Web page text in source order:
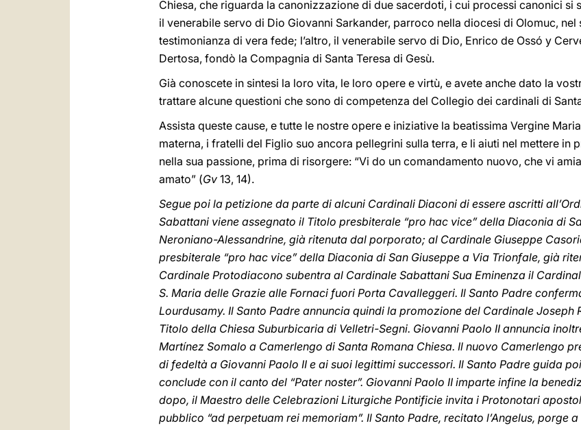
Chiesa, che riguarda la canonizzazione di due sacerdoti, i cui processi canonici si
il venerabile servo di Dio Giovanni Sarkander, parroco nella diocesi di Olomuc, nel
testimonianza di vera fede; l’altro, il venerabile servo di Dio, Enrico de Ossó y
Dertosa, fondò la Compagnia di Santa Teresa di Gesù.
Già conoscete in sintesi la loro vita, le loro opere e virtù, e avete anche dato la
trattare alcune questioni che sono di competenza del Collegio dei cardinali di
Assista queste cause, e tutte le nostre opere e iniziative la beatissima Vergine
materna, i fratelli del Figlio suo ancora pellegrini sulla terra, e li aiuti nel mettere in
nella sua passione, prima di risorgere: “Vi do un comandamento nuovo, che vi
amato” (Gv 13, 14).
Segue poi la petizione da parte di alcuni Cardinali Diaconi di essere ascritti
Sabattani viene assegnato il Titolo presbiterale “pro hac vice” della Diaconia di
Neroniano-Alessandrine, già ritenuta dal porporato; al Cardinale Giuseppe
presbiterale “pro hac vice” della Diaconia di San Giuseppe a Via Trionfale, già
Cardinale Protodiacono subentra al Cardinale Sabattani Sua Eminenza il
S. Maria delle Grazie alle Fornaci fuori Porta Cavalleggeri. Il Santo Padre
Lourdusamy. Il Santo Padre annuncia quindi la promozione del Cardinale Joseph
Titolo della Chiesa Suburbicaria di Velletri-Segni. Giovanni Paolo II annuncia
Martínez Somalo a Camerlengo di Santa Romana Chiesa. Il nuovo Camerlengo
di fedeltà a Giovanni Paolo II e ai suoi legittimi successori. Il Santo Padre guida
conclude con il canto del “Pater noster”. Giovanni Paolo II imparte infine la
dopo, il Maestro delle Celebrazioni Liturgiche Pontificie invita i Protonotari
pubblico “ad perpetuam rei memoriam”. Il Santo Padre, recitato l’Angelus, porge